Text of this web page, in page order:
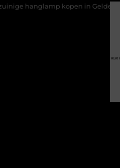
kopen in Gelderland Slim